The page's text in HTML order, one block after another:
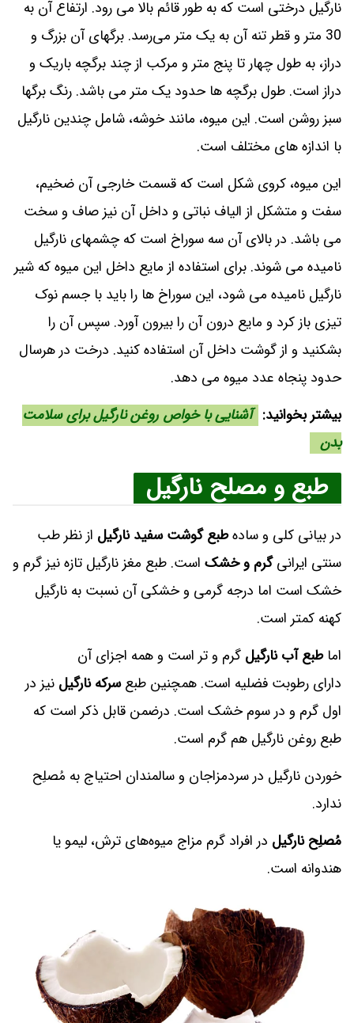
نارگیل درختی است که به طور قائم بالا می‌ رود. ارتفاع آن به
30 متر و قطر تنه آن به یک متر می‌رسد. برگهای آن بزرگ و
دراز، به طول چهار تا پنج متر و مرکب از چند برگچه‌ باریک و
دراز است. طول برگچه‌ ها حدود یک متر می‌ باشد. رنگ برگها
سبز روشن است. این میوه، مانند خوشه، شامل چندین نارگیل
با اندازه های مختلف است.
این میوه، کروی شکل است که قسمت خارجی آن ضخیم،
سفت و متشکل از الیاف نباتی و داخل آن نیز صاف و سخت
می‌ باشد. در بالای آن سه سوراخ است که چشمهای نارگیل
نامیده می‌ شوند. برای استفاده از مایع داخل این میوه که شیر
نارگیل نامیده می‌ شود، این سوراخ‌ ها را باید با جسم نوک
تیزی باز کرد و مایع درون آن را بیرون آورد. سپس آن را
بشکنید و از گوشت داخل آن استفاده کنید. درخت در هرسال
حدود پنجاه عدد میوه می‌ دهد.
بیشتر بخوانید: آشنایی با خواص روغن نارگیل برای سلامت
بدن
طبع و مصلح نارگیل
در بیانی کلی و سادهطبع گوشت سفید نارگیل از نظر طب
سنتی ایرانیگرم و خشک است. طبع مغز نارگیل تازه نیز گرم و
خشک است اما درجه گرمی و خشکی آن نسبت به نارگیل
کهنه کمتر است.
اماطبع آب نارگیل گرم و تر است و همه اجزاى آن
دارای رطوبت فضلیه است. همچنین طبعسرکه نارگیل نیز در
اول گرم و در سوم خشک است. درضمن قابل ذکر است که
طبع روغن نارگیل هم گرم است.
خوردن نارگیل در سردمزاجان و سالمندان احتیاج به مُصلِح
ندارد.
مُصلِح نارگیل در افراد گرم مزاج میوه‌هاى ترش، لیمو یا
هندوانه است.